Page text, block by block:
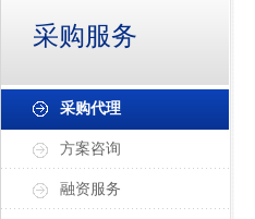
采购服务
采购代理
方案咨询
融资服务